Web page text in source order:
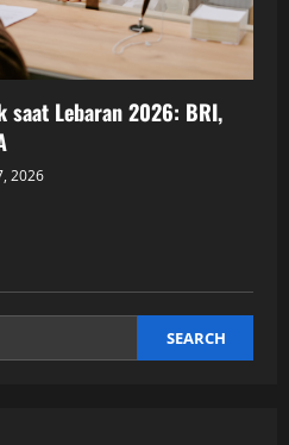
saat Lebaran 2026: BRI,
2026
SEARCH